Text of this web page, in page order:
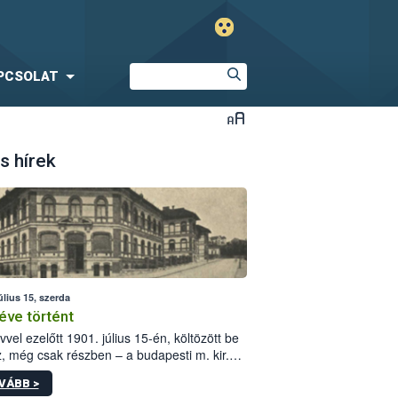
hírek
15, szerda
történt
ezelőtt 1901. július 15-én, költözött be
még csak részben – a budapesti m. kir.
állomás a Kis Rókus utca
alatti, Czigler Győző által tervezett új
>